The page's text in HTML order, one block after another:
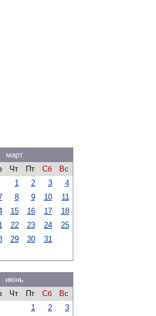
март
Чт Пт Сб
Вс
1
2 3
4
8 9 10
11
15 16 17
18
22 23 24
25
29 30 31
июнь
Чт Пт Сб
Вс
1
2
3